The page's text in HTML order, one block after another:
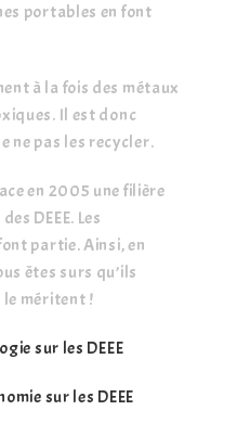
portables en font
à la fois des métaux
Il est donc
ne pas les recycler.
en 2005 une filière
DEEE. Les
partie. Ainsi, en
êtes surs qu’ils
le méritent !
sur les DEEE
sur les DEEE